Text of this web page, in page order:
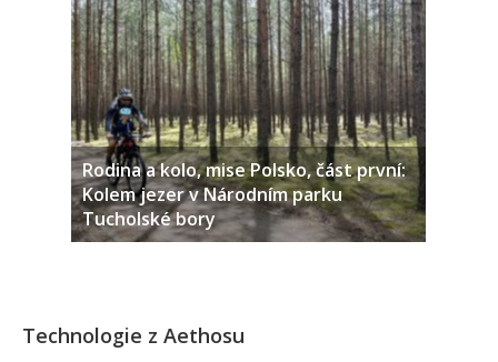
Rodina a kolo, mise Polsko, část první:
Kolem jezer v Národním parku
Tucholské bory
Technologie z Aethosu